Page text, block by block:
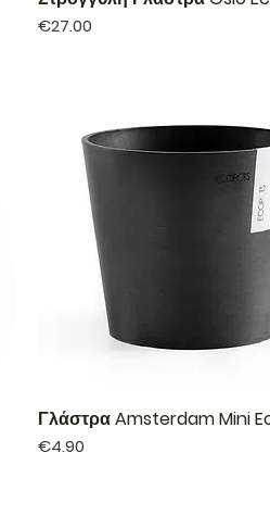
Price
€27.00
Γλάστρα Amsterdam Mini
Price
€4.90